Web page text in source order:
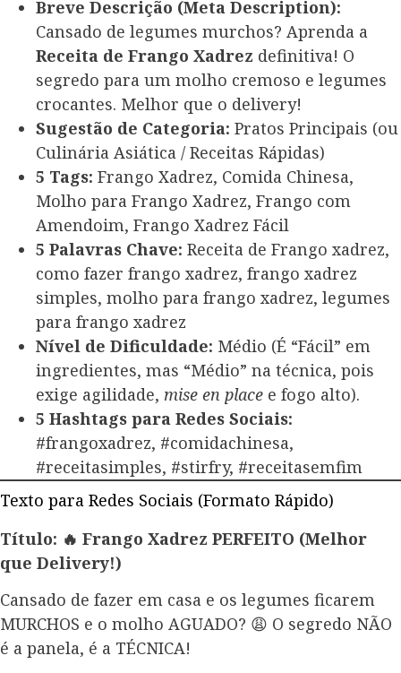
Breve Descrição (Meta Description):
Cansado de legumes murchos? Aprenda a
Receita de Frango Xadrez definitiva! O
segredo para um molho cremoso e legumes
crocantes. Melhor que o delivery!
Sugestão de Categoria: Pratos Principais (ou
Culinária Asiática / Receitas Rápidas)
5 Tags: Frango Xadrez, Comida Chinesa,
Molho para Frango Xadrez, Frango com
Amendoim, Frango Xadrez Fácil
5 Palavras Chave: Receita de Frango xadrez,
como fazer frango xadrez, frango xadrez
simples, molho para frango xadrez, legumes
para frango xadrez
Nível de Dificuldade: Médio (É “Fácil” em
ingredientes, mas “Médio” na técnica, pois
exige agilidade, mise en place e fogo alto).
5 Hashtags para Redes Sociais:
#frangoxadrez, #comidachinesa,
#receitasimples, #stirfry, #receitasemfim
Texto para Redes Sociais (Formato Rápido)
Título: 🔥 Frango Xadrez PERFEITO (Melhor
que Delivery!)
Cansado de fazer em casa e os legumes ficarem
MURCHOS e o molho AGUADO? 😩 O segredo NÃO
é a panela, é a TÉCNICA!